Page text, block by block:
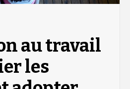
au travail
les